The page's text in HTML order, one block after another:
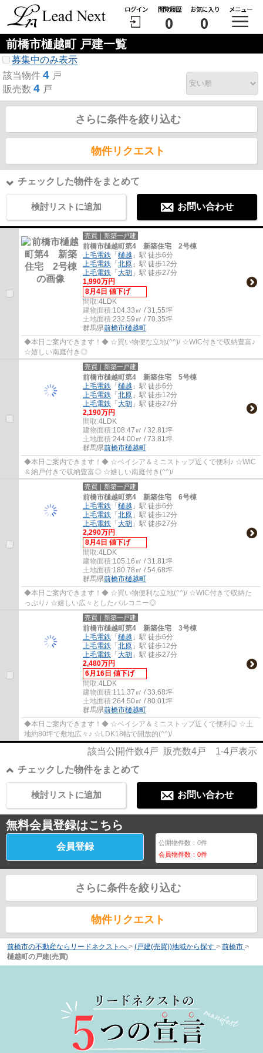
ログイン 閲覧履歴
0
お気に入り
0
メニュー
前橋市樋越町 戸建一覧
募集中のみ表示
該当物件 4 戸
販売数 4 戸
さらに条件を絞り込む
物件リクエスト
チェックした物件をまとめて
検討リストに追加 お問い合わせ
売買｜新築一戸建
前橋市樋越町第4 新築住宅 2号棟
上毛電鉄 「 樋越 」駅 徒歩6分
上毛電鉄 「 北原 」駅 徒歩12分
上毛電鉄 「 大胡 」駅 徒歩27分
1,990万円
8月4日 値下げ
間取:4LDK
建物面積:104.33㎡ / 31.55坪
土地面積:232.59㎡ / 70.35坪
群馬県前橋市樋越町
◆本日ご案内できます！◆ ☆買い物便な立地(^^)/ ☆WIC付きで収納豊富♪
☆嬉しい南庭付き◎
売買｜新築一戸建
前橋市樋越町第4 新築住宅 5号棟
上毛電鉄 「 樋越 」駅 徒歩6分
上毛電鉄 「 北原 」駅 徒歩12分
上毛電鉄 「 大胡 」駅 徒歩27分
2,190万円
間取:4LDK
建物面積:108.47㎡ / 32.81坪
土地面積:244.00㎡ / 73.81坪
群馬県前橋市樋越町
◆本日ご案内できます！◆ ☆ベイシア＆ミニストップ近くで便利♪ ☆WIC
＆納戸付きで収納豊富◎ ☆嬉しい南庭付き(^^)/
売買｜新築一戸建
前橋市樋越町第4 新築住宅 6号棟
上毛電鉄 「 樋越 」駅 徒歩6分
上毛電鉄 「 北原 」駅 徒歩12分
上毛電鉄 「 大胡 」駅 徒歩27分
2,290万円
8月4日 値下げ
間取:4LDK
建物面積:105.16㎡ / 31.81坪
土地面積:180.78㎡ / 54.68坪
群馬県前橋市樋越町
◆本日ご案内できます！◆ ☆買い物便利な立地(^^)/ ☆WIC付きで収納た
っぷり♪ ☆嬉しい広々としたバルコニー◎
売買｜新築一戸建
前橋市樋越町第4 新築住宅 3号棟
上毛電鉄 「 樋越 」駅 徒歩6分
上毛電鉄 「 北原 」駅 徒歩12分
上毛電鉄 「 大胡 」駅 徒歩27分
2,480万円
6月16日 値下げ
間取:4LDK
建物面積:111.37㎡ / 33.68坪
土地面積:264.50㎡ / 80.01坪
群馬県前橋市樋越町
◆本日ご案内できます！◆ ☆ベイシア＆ミニストップ近くで便利◎ ☆土
地約80坪で敷地広々♪ ☆LDK18帖で開放的(^^)/
該当公開件数4戸 販売数4戸 1-4戸表示
チェックした物件をまとめて
お問い合わせ
検討リストに追加
無料会員登録はこちら
会員登録 公開物件数：0件
会員物件数：0件
さらに条件を絞り込む
物件リクエスト
前橋市の不動産ならリードネクストへ > (戸建(売買))地域から探す > 前橋市 >
樋越町の戸建(売買)